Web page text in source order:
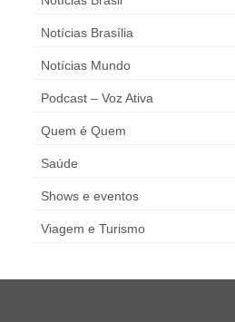
Notícias Brasília
Notícias Mundo
Podcast – Voz Ativa
Quem é Quem
Saúde
Shows e eventos
Viagem e Turismo